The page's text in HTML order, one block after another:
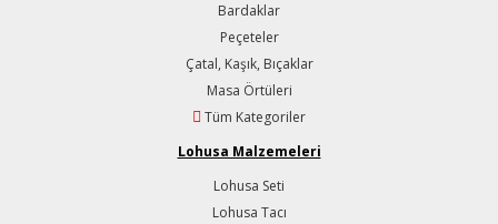
Bardaklar
Peçeteler
Çatal, Kaşık, Bıçaklar
Masa Örtüleri
Tüm Kategoriler
Lohusa Malzemeleri
Lohusa Seti
Lohusa Tacı